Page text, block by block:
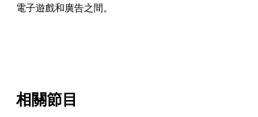
電子遊戲和廣告之間。
相關節目